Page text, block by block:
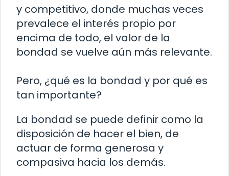
y competitivo, donde muchas veces
prevalece el interés propio por
encima de todo, el valor de la
bondad se vuelve aún más relevante.
Pero, ¿qué es la bondad y por qué es
tan importante?
La bondad se puede definir como la
disposición de hacer el bien, de
actuar de forma generosa y
compasiva hacia los demás.